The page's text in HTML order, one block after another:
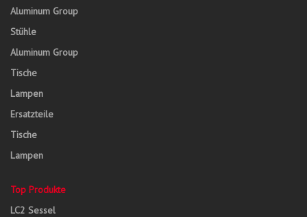
Aluminum Group
Stühle
Aluminum Group
Tische
Lampen
Ersatzteile
Tische
Lampen
Top Produkte
LC2 Sessel